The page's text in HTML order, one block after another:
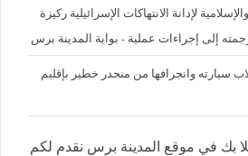
لإدانة الانتهاكات الإسرائيلية ركيزة
إلى إجراءات عملية - بوابة المدينة برس
سيارته وانجرافها من منحدر خطير بإقليم
بك في موقع المدينة برس نقدم لكم